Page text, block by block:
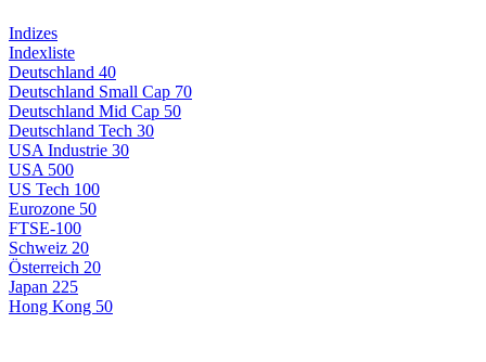
Indizes
Indexliste
Deutschland 40
Deutschland Small Cap 70
Deutschland Mid Cap 50
Deutschland Tech 30
USA Industrie 30
USA 500
US Tech 100
Eurozone 50
FTSE-100
Schweiz 20
Österreich 20
Japan 225
Hong Kong 50